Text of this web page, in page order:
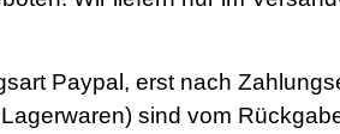
Paypal, erst nach
sind vom